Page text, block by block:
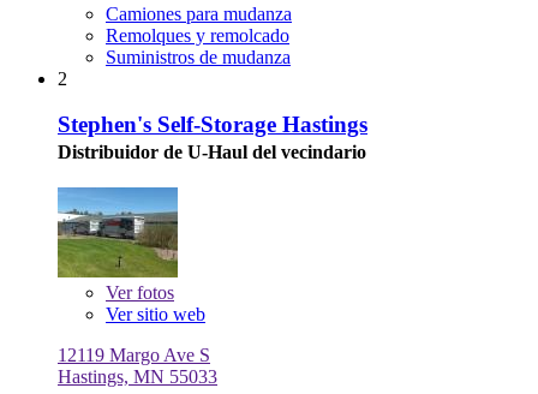
Camiones para mudanza
Remolques y remolcado
Suministros de mudanza
2
Stephen's Self-Storage Hastings
Distribuidor de U-Haul del vecindario
Verfotos
Ver sitio web
12119 Margo Ave S
Hastings, MN 55033